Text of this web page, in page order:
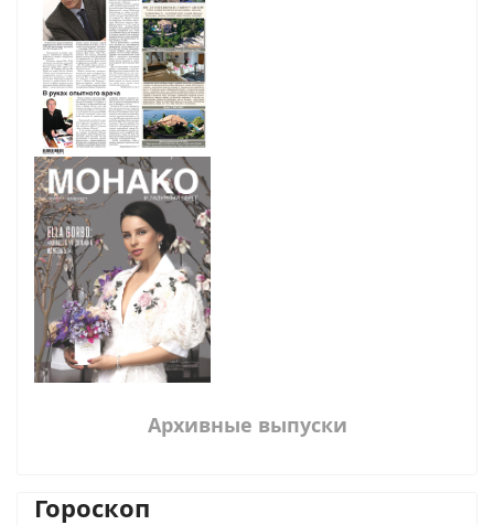
Архивные выпуски
Гороскоп